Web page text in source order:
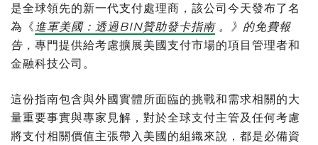
是全球領先的新一代支付處理商，該公司今天發布了名
為《 進軍美國：透過BIN贊助發卡指南 。》的免費報
告， 專門提供給考慮擴展美國支付市場的項目管理者和
金融科技公司。
這份指南包含與外國實體所面臨的挑戰和需求相關的大
量重要事實與專家見解，對於全球支付主管及任何考慮
將支付相關價值主張帶入美國的組織來說，都是必備資